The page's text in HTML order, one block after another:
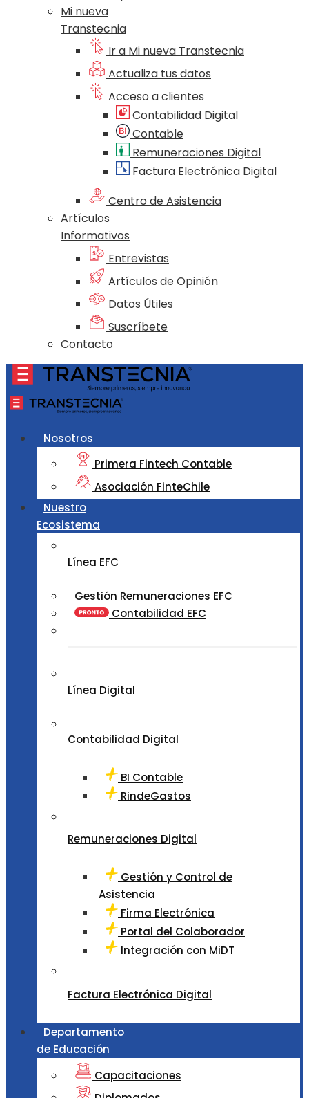
Mi nueva
Transtecnia
Ir a Mi nueva Transtecnia
Actualiza tus datos
Acceso a clientes
Contabilidad Digital
Contable
Remuneraciones Digital
Factura Electrónica Digital
Centro de Asistencia
Artículos
Informativos
Entrevistas
Artículos de Opinión
Datos Útiles
Suscríbete
Contacto
Nosotros
Primera Fintech Contable
Asociación FinteChile
Nuestro
Ecosistema
Línea EFC
Gestión Remuneraciones EFC
Contabilidad EFC
Línea Digital
Contabilidad Digital
BI Contable
RindeGastos
Remuneraciones Digital
Gestión y Control de
Asistencia
Firma Electrónica
Portal del Colaborador
Integración con MiDT
Factura Electrónica Digital
Departamento
de Educación
Capacitaciones